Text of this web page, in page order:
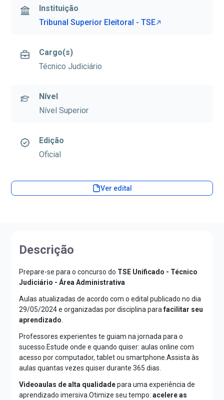
Instituição
Tribunal Superior Eleitoral - TSE
Cargo(s)
Técnico Judiciário
Nível
Nível Superior
Edição
Oficial
Ver edital
Descrição
Prepare-se para o concurso do TSE Unificado - Técnico
Judiciário - Área Administrativa
Aulas atualizadas de acordo com o edital publicado no dia
29/05/2024 e organizadas por disciplina parafacilitar seu
aprendizado
Professores experientes te guiam na jornada para o
sucesso.Estude onde e quando quiser: aulas online com
acesso por computador, tablet ou smartphone.Assista às
aulas quantas vezes quiser durante 365 dias.
Videoaulas de alta qualidadepara uma experiência de
aprendizado imersiva.Otimize seu tempo:acelere as